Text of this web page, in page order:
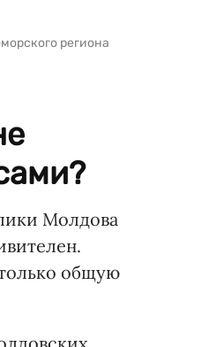
региона
Молдова
общую